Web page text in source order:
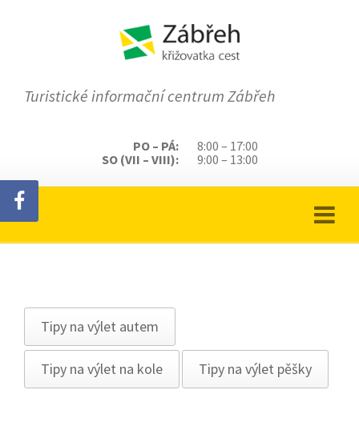
Turistické informační centrum Zábřeh
PO – PÁ:
8:00 – 17:00
SO (VII – VIII):
9:00 – 13:00
Tipy na výlet autem
Tipy na výlet na kole Tipy na výlet pěšky